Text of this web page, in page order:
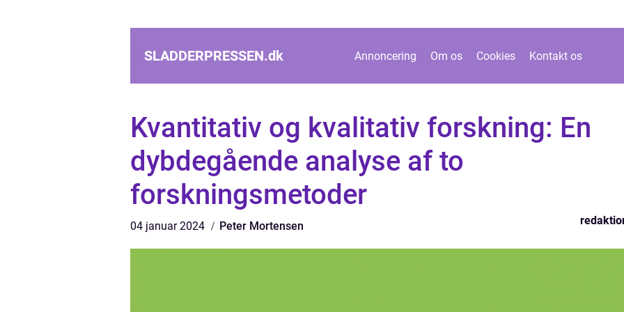
SLADDERPRESSEN.dk Annoncering Om os Cookies Kontakt os
Kvantitativ og kvalitativ forskning: En
dybdegående analyse af to
forskningsmetoder
04 januar 2024 Peter Mortensen